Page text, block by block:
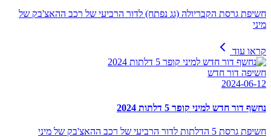
חשיפת גרסת הקבריולה (גג נפתח) לדור הרביעי של רכב ההאצ'בק של
מיני
קראו עוד
חשיפה דור חדש
2024-06-12
נחשף דור חדש למיני קופר 5 דלתות 2024
חשיפת גרסת 5 הדלתות לדור הרביעי של רכב ההאצ'בק של מיני